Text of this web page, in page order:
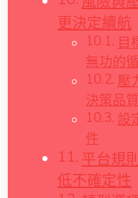
更決定續航
目
無功的
壓
決策品質
設
件
平台規
低不確定性